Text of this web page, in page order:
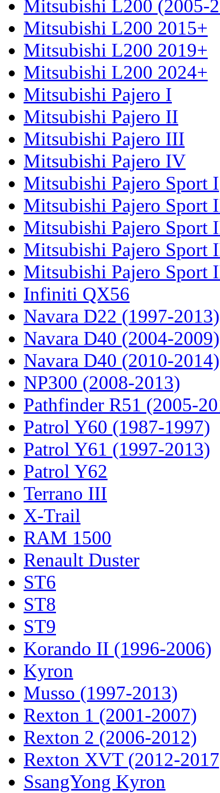
Mitsubishi L200 (2005-
Mitsubishi L200 2015+
Mitsubishi L200 2019+
Mitsubishi L200 2024+
Mitsubishi Pajero I
Mitsubishi Pajero II
Mitsubishi Pajero III
Mitsubishi Pajero IV
Mitsubishi Pajero Sport I
Mitsubishi Pajero Sport
Mitsubishi Pajero Sport
Mitsubishi Pajero Sport
Mitsubishi Pajero Sport
Infiniti QX56
Navara D22 (1997-2013)
Navara D40 (2004-2009)
Navara D40 (2010-2014)
NP300 (2008-2013)
Pathfinder R51 (2005-
Patrol Y60 (1987-1997)
Patrol Y61 (1997-2013)
Patrol Y62
Terrano III
X-Trail
RAM 1500
Renault Duster
ST6
ST8
ST9
Korando II (1996-2006)
Kyron
Musso (1997-2013)
Rexton 1 (2001-2007)
Rexton 2 (2006-2012)
Rexton XVT (2012-
SsangYong Kyron